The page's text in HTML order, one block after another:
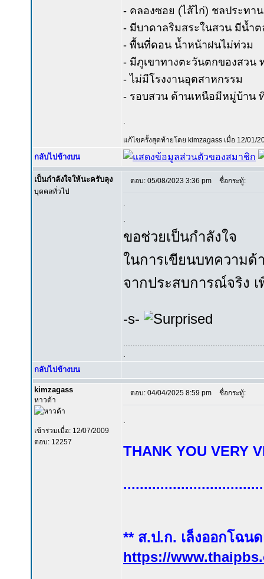
- คลองซอย (ไส้ไก่) ชลประท
- มีบาดาลริมสระในสวน มีน้ำ
- พื้นที่ดอน น้ำหน้าฝนไม่ท่วม
- มีภูเขาทางตะวันตกของสวน
- ไม่มีโรงงานอุตสาหกรรม
- รอบสวน ด้านเหนือมีหมู่บ้าน
แก้ไขครั้งสุดท้ายโดย kimzagass เมื่อ 12/01/
กลับไปข้างบน
เป็นกำลังใจให้นะครับลุง
บุคคลทั่วไป
ตอบ: 05/08/2023 3:36 pm ชื่อกระทู้:
ขอช่วยเป็นกำลังใจ
ในการเขียนบทความด้
จากประสบการณ์จริง
-s-
กลับไปข้างบน
kimzagass
หาวด้า
เข้าร่วมเมื่อ: 12/07/2009
ตอบ: 12257
ตอบ: 04/04/2025 8:59 pm ชื่อกระทู้:
THANK YOU VERY
** ส.ป.ก. เล็งออกโฉน
https://